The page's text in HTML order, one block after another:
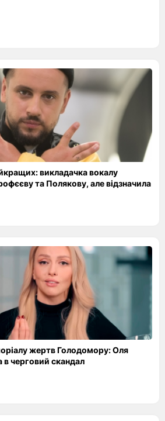
викладачка вокалу
та Полякову, але відзначила
жертв Голодомору: Оля
черговий скандал